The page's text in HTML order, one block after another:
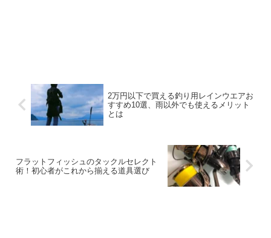
2万円以下で買える釣り用レインウエアお
すすめ10選、雨以外でも使えるメリット
とは
フラットフィッシュのタックルセレクト
術！初心者がこれから揃える道具選び